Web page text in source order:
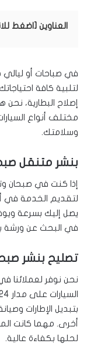
العناوين [اضغط
في صباحات أو
لتلبية كافة
إصلاح البطارية،
مختلف أنواع
وسلامتك.
بنشر متنقل
إذا كنت في صبحان
لتقديم الخدمة في
يصل إليك بسرعة
في البحث عن ورشة
تصليح بنشر
نحن نوفر لعملائنا
بتبديل الإطارات
أخرى. مهما كانت
لحلها بكفاءة عالية.